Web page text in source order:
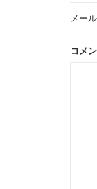
ー
メー
コメ